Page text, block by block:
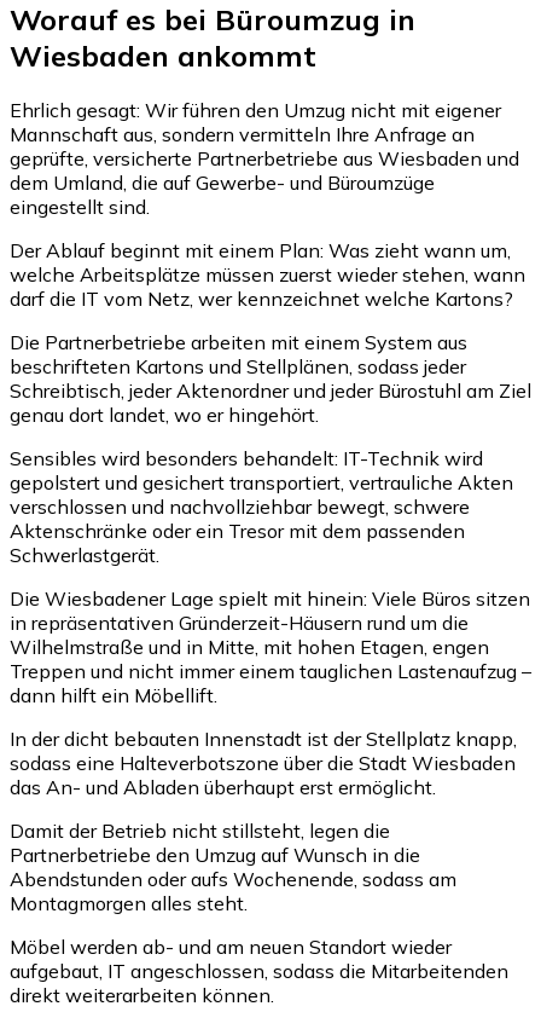
Worauf es bei Büroumzug in
Wiesbaden ankommt
Ehrlich gesagt: Wir führen den Umzug nicht mit eigener
Mannschaft aus, sondern vermitteln Ihre Anfrage an
geprüfte, versicherte Partnerbetriebe aus Wiesbaden und
dem Umland, die auf Gewerbe- und Büroumzüge
eingestellt sind.
Der Ablauf beginnt mit einem Plan: Was zieht wann um,
welche Arbeitsplätze müssen zuerst wieder stehen, wann
darf die IT vom Netz, wer kennzeichnet welche Kartons?
Die Partnerbetriebe arbeiten mit einem System aus
beschrifteten Kartons und Stellplänen, sodass jeder
Schreibtisch, jeder Aktenordner und jeder Bürostuhl am Ziel
genau dort landet, wo er hingehört.
Sensibles wird besonders behandelt: IT-Technik wird
gepolstert und gesichert transportiert, vertrauliche Akten
verschlossen und nachvollziehbar bewegt, schwere
Aktenschränke oder ein Tresor mit dem passenden
Schwerlastgerät.
Die Wiesbadener Lage spielt mit hinein: Viele Büros sitzen
in repräsentativen Gründerzeit-Häusern rund um die
Wilhelmstraße und in Mitte, mit hohen Etagen, engen
Treppen und nicht immer einem tauglichen Lastenaufzug –
dann hilft ein Möbellift.
In der dicht bebauten Innenstadt ist der Stellplatz knapp,
sodass eine Halteverbotszone über die Stadt Wiesbaden
das An- und Abladen überhaupt erst ermöglicht.
Damit der Betrieb nicht stillsteht, legen die
Partnerbetriebe den Umzug auf Wunsch in die
Abendstunden oder aufs Wochenende, sodass am
Montagmorgen alles steht.
Möbel werden ab- und am neuen Standort wieder
aufgebaut, IT angeschlossen, sodass die Mitarbeitenden
direkt weiterarbeiten können.